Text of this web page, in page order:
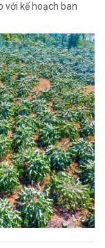
với kế hoạch ban